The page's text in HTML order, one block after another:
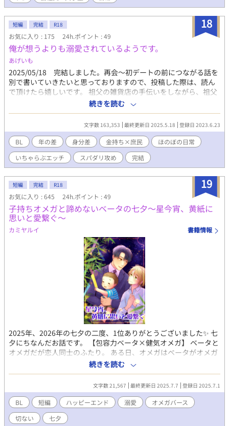
瀬はそそっかしい悠人のことを可愛いと思い、面倒を見たくて猛
アタックする。悠人は早瀬に口では勝てず、早瀬のペースに飲ま
れては悔しい思いをする。そして、付き合いが続いていくうち
に、早瀬の意外な過去を知る。甘々な二人が恋人同士になるまで
のストーリーです。 幼い頃より祖母に育てられた悠人は、誰か
に求められたい、必要とされたい思いを抱えている。父から高圧
的な態度を取られ続けて育ち、大学生になった後も委縮してい
る。早瀬や親友との出会いの中で、自信を付けて行く。
18
短編 完結 R18
お気に入り : 175 24h.ポイント : 49
俺が想うよりも溺愛されているようです。
あげいも
2025/05/18 完結しました。再会～初デートの前につながる話を
別で書いていきたいと思っておりますので、投稿した際は、読ん
で頂けたら嬉しいです。 祖父の雑貨店の手伝いをしながら、祖父
や犬のジークと日々を過ごしていたアルノシト。 たまに事件も起
きるけれど、毎日をのんびりと過ごしていたのだが、ある日、雑
貨店に訪れた人物によってがらりと変わることになる。 ベーレン
ドルフ財閥と言えば、誰もが知る大財閥。その総帥の肩書を持つ
彼──ルートヴィヒのおかげで、自分も周囲も。様々な事が動き
出した─── とある事件をきっかけに知り合い、恋人同士になっ
た二人のお話。 なんちゃってスチームパンクの世界でいちゃいち
ゃするだけのお話。 年齢差（6歳）身分差（金持ち×一般人）黒
髪×白髪CP。当て馬なし、ドロドロなしのほのぼのいちゃエロが
基本です。 たまにシリアスも挟みますが、緩いお話がほとんどで
す。 ※この作品はpixiv、小説家になろうにも掲載しています。 タ
イトルについているアルファベットの説明は以下の通りです。
A……全年齢。日常会話～キス程度のいちゃつき。 B……全年齢～
R15。ひたすらいちゃいちゃするだけ。キス以上本番未満。 C……
R18。エッッなシーンが読みたい人向け。 D～……全年齢～R15。
事後話や追加エピソード等。 なので、ものによってはCしかな
い、Aしかない、といったことも起きます。 お好みに合わせてお
選びください。 （読まなくても話が通じるようにしているつもり
続きを読む
文字数 163,353 最終更新日 2025.5.18 登録日 2023.6.23
BL 年の差 身分差 金持ち×庶民
ほのぼの日常
いちゃらぶエッチ
スパダリ攻め 完結
19
短編 完結 R18
お気に入り : 645 24h.ポイント : 49
子持ちオメガと諦めないベータの七夕～星今宵、黄紙に
思いと愛繋ぐ～
カミヤルイ 書籍情報
2025年、2026年の七夕の二度、1位ありがとうございました✨ 七
夕にちなんだお話です。 【包容力ベータ×健気オメガ】 ベータと
オメガだが恋人同士のふたり。 ある日、オメガはベータがオメガ
の発情期を持て余して負担に思っていると口にしているのを耳に
する。 失意に陥りその場から立ち去ったオメガは、彼の子どもを
妊娠していることを知った。 ベータに迷惑はかけられない。 オメ
ガはひとりで子育てをする決意をして四年が過ぎた。 そんなある
日、ふたりは仕事関係で再会することになる。 ★以前ツイノベ集
に掲載していたものを削除し、改稿して一万文字を足した新しい
ものになります 表紙 まめ様@mamedanuki_bl
続きを読む
文字数 21,567 最終更新日 2025.7.7 登録日 2025.7.1
BL 短編 ハッピーエンド 溺愛
オメガバース
切ない
七夕